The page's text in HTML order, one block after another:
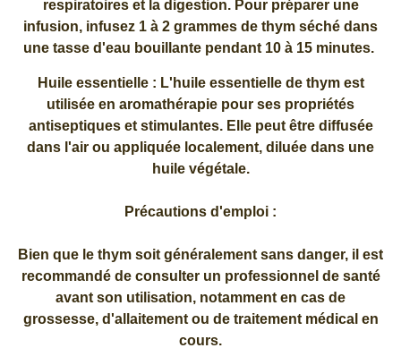
respiratoires et la digestion. Pour préparer une
infusion, infusez 1 à 2 grammes de thym séché dans
une tasse d'eau bouillante pendant 10 à 15 minutes.
Huile essentielle : L'huile essentielle de thym est
utilisée en aromathérapie pour ses propriétés
antiseptiques et stimulantes. Elle peut être diffusée
dans l'air ou appliquée localement, diluée dans une
huile végétale.
Précautions d'emploi :
Bien que le thym soit généralement sans danger, il est
recommandé de consulter un professionnel de santé
avant son utilisation, notamment en cas de
grossesse, d'allaitement ou de traitement médical en
cours.